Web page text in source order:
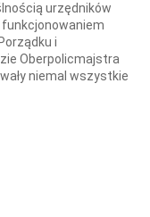
urzędników
i
Oberpolicmajstra
niemal wszystkie